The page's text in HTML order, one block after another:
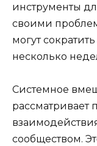
инструменты
своими
могут
несколько
Системное
рассматривает
сообществом.